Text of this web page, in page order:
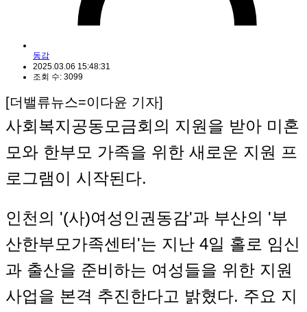
동감
2025.03.06 15:48:31
조회 수: 3099
[더밸류뉴스=이다윤 기자]
사회복지공동모금회의 지원을 받아 미혼
모와 한부모 가족을 위한 새로운 지원 프
로그램이 시작된다.
인천의 '(사)여성인권동감'과 부산의 '부
산한부모가족센터'는 지난 4일 홀로 임신
과 출산을 준비하는 여성들을 위한 지원
사업을 본격 추진한다고 밝혔다. 주요 지